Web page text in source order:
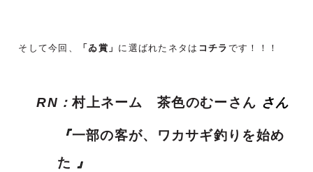
そして今回、 「ゐ賞」 に選ばれたネタは コチラ です！！！
RN：村上ネーム　茶色のむーさん さん
『一部の客が、ワカサギ釣りを始め
た 』